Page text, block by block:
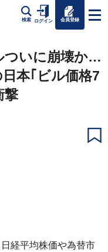
検索 ログイン 会員登録
ついに崩壊か…
本｢ビル価格7
撃
経平均株価や為替市